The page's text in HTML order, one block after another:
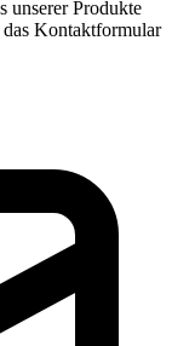
unserer Produkte
Kontaktformular